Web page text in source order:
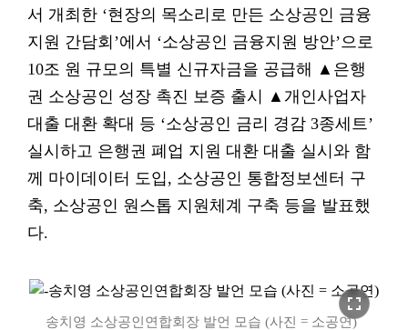
서 개최한 ‘현장의 목소리로 만든 소상공인 금융
지원 간담회’에서 ‘소상공인 금융지원 방안’으로
10조 원 규모의 특별 신규자금을 공급해 ▲은행
권 소상공인 성장 촉진 보증 출시 ▲개인사업자
대출 대환 확대 등 ‘소상공인 금리 경감 3종세트’
실시하고 은행권 폐업 지원 대환 대출 실시와 함
께 마이데이터 도입, 소상공인 통합정보센터 구
축, 소상공인 원스톱 지원체계 구축 등을 발표했
다.
fullscreen
송치영 소상공인연합회장 발언 모습 (사진 = 소공연)